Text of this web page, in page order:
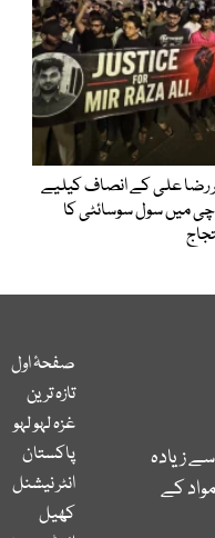
رضا علی کے انصاف کیلیے
میں سول سوسائٹی کا
زیادہ
کے
صفحۂ اول
تازہ ترین
غزہ لہو لہو
پاکستان
انٹر نیشنل
کھیل